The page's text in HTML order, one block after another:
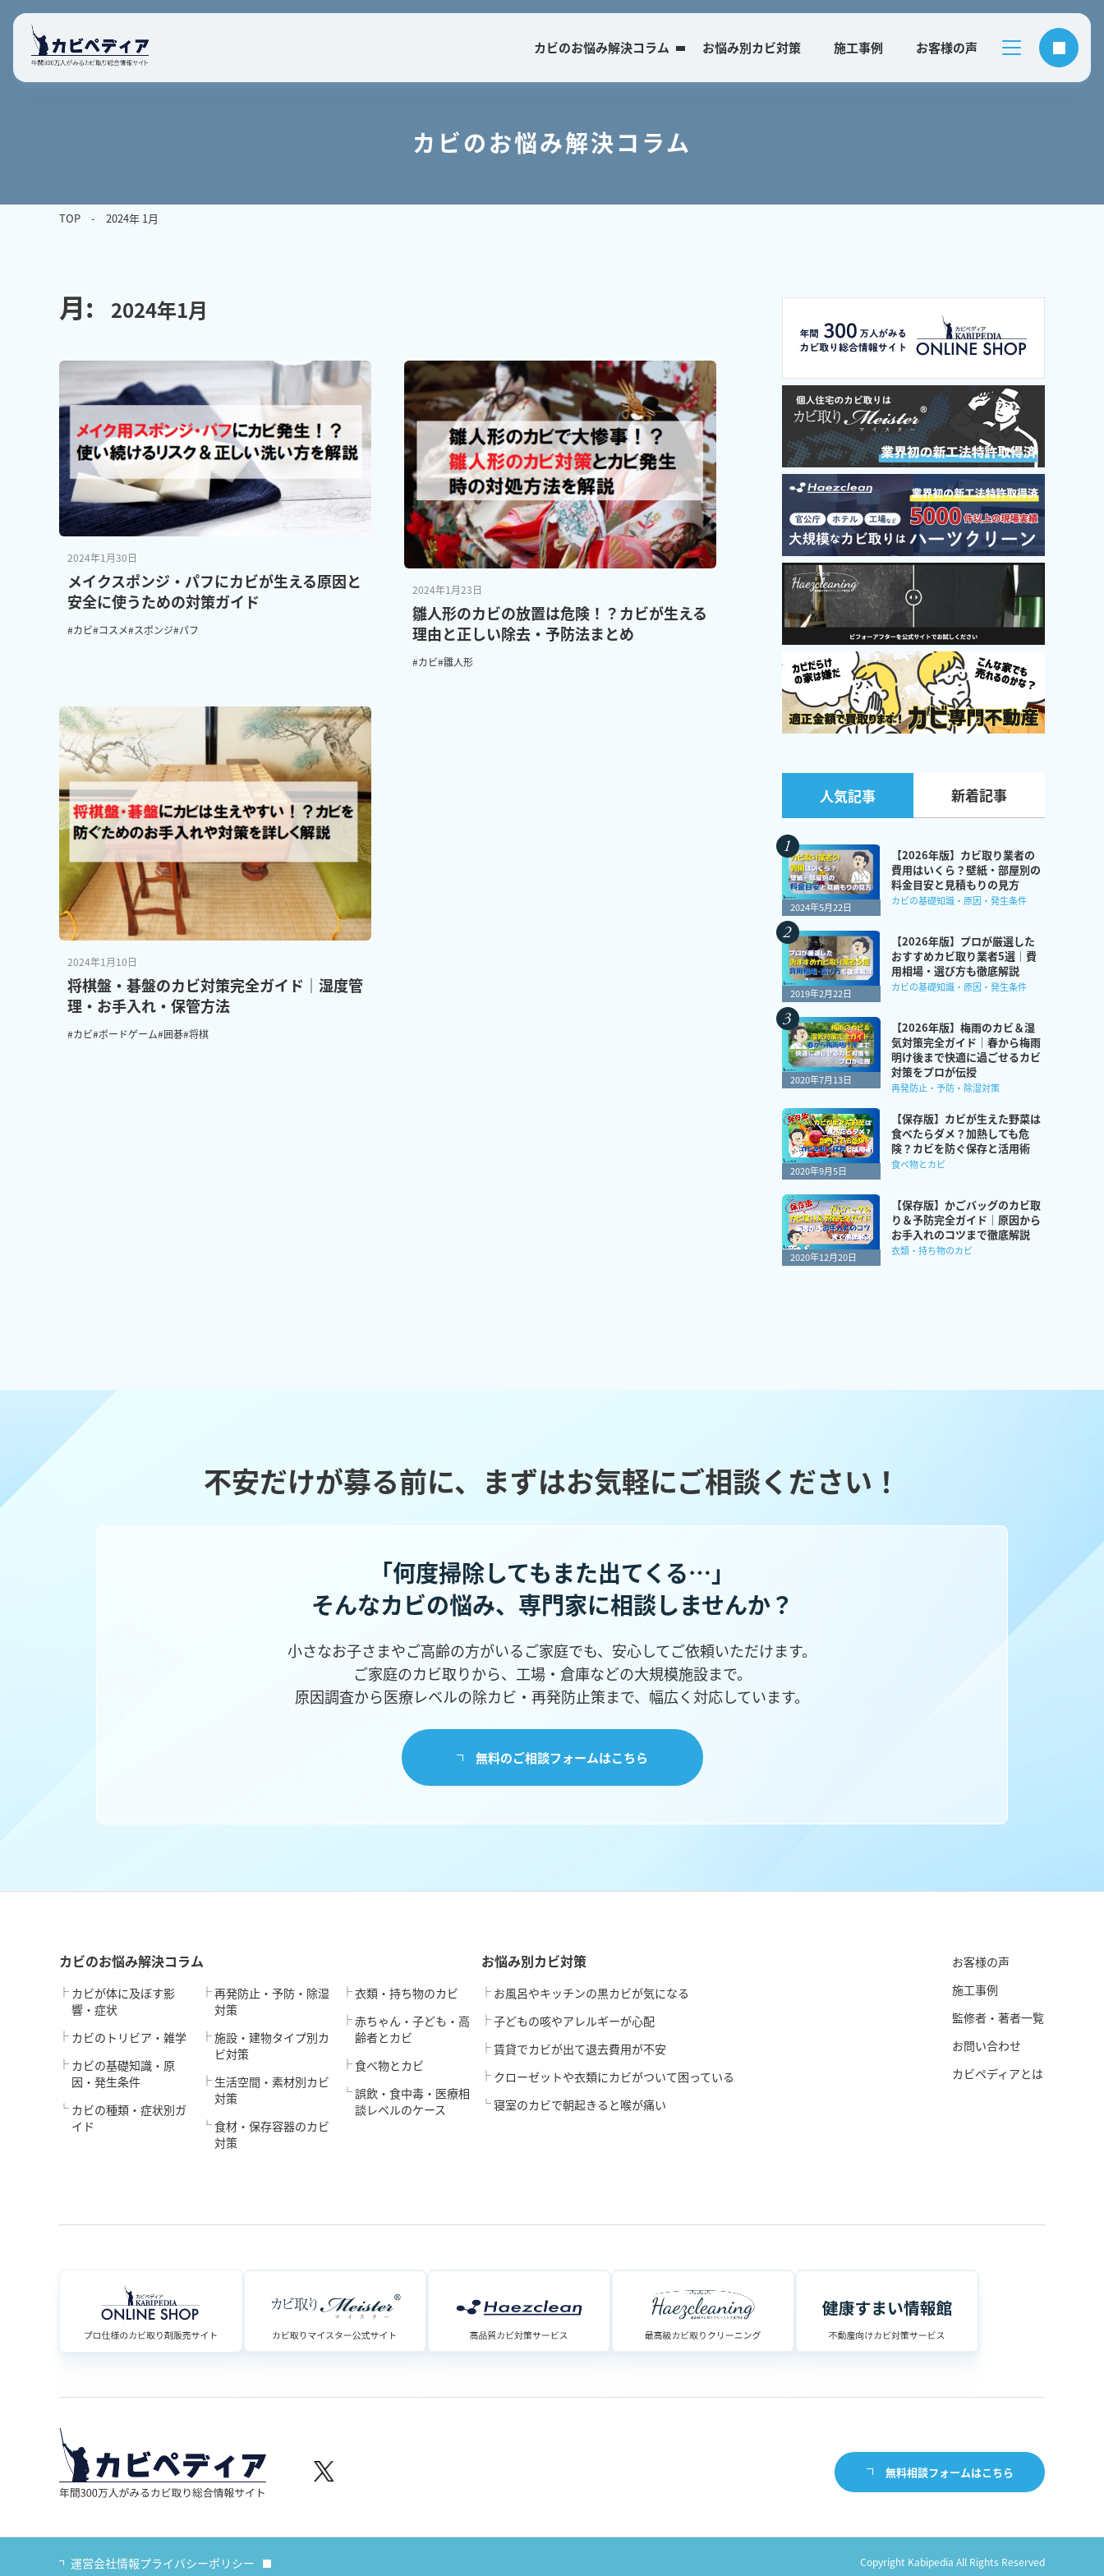
カビのお悩み解決コラム お悩み別カビ対策 施工事例 お客様の声
カビのお悩み解決コラム
TOP 2024年 1月
月: 2024年1月
2024年1月30日
メイクスポンジ・パフにカビが生える原因と
安全に使うための対策ガイド
#カビ#コスメ#スポンジ#パフ
2024年1月23日
雛人形のカビの放置は危険！？カビが生える
理由と正しい除去・予防法まとめ
#カビ#雛人形
2024年1月10日
将棋盤・碁盤のカビ対策完全ガイド｜湿度管
理・お手入れ・保管方法
#カビ#ボードゲーム#囲碁#将棋
人気記事 新着記事
2024年5月22日
【2026年版】カビ取り業者の
費用はいくら？壁紙・部屋別の
料金目安と見積もりの見方
カビの基礎知識・原因・発生条件
2019年2月22日
【2026年版】プロが厳選した
おすすめカビ取り業者5選｜費
用相場・選び方も徹底解説
カビの基礎知識・原因・発生条件
2020年7月13日
【2026年版】梅雨のカビ＆湿
気対策完全ガイド｜春から梅雨
明け後まで快適に過ごせるカビ
対策をプロが伝授
再発防止・予防・除湿対策
2020年9月5日
【保存版】カビが生えた野菜は
食べたらダメ？加熱しても危
険？カビを防ぐ保存と活用術
食べ物とカビ
2020年12月20日
【保存版】かごバッグのカビ取
り＆予防完全ガイド｜原因から
お手入れのコツまで徹底解説
衣類・持ち物のカビ
不安だけが募る前に、まずはお気軽にご相談ください！
「何度掃除してもまた出てくる…」
そんなカビの悩み、 専門家に相談しませんか？
小さなお子さまやご高齢の方がいるご家庭でも、安心してご依頼いただけます。
ご家庭のカビ取りから、工場・倉庫などの大規模施設まで。
原因調査から医療レベルの除カビ・再発防止策まで、幅広く対応しています。
無料のご相談フォームはこちら
カビのお悩み解決コラム
カビが体に及ぼす影
響・症状
カビのトリビア・雑学
カビの基礎知識・原
因・発生条件
カビの種類・症状別ガ
イド
再発防止・予防・除湿
対策
施設・建物タイプ別カ
ビ対策
生活空間・素材別カビ
対策
食材・保存容器のカビ
対策
衣類・持ち物のカビ
赤ちゃん・子ども・高
齢者とカビ
食べ物とカビ
誤飲・食中毒・医療相
談レベルのケース
お悩み別カビ対策
お風呂やキッチンの黒カビが気になる
子どもの咳やアレルギーが心配
賃貸でカビが出て退去費用が不安
クローゼットや衣類にカビがついて困っている
寝室のカビで朝起きると喉が痛い
お客様の声
施工事例
監修者・著者一覧
お問い合わせ
カビペディアとは
無料相談フォームはこちら
運営会社情報プライバシーポリシー Copyright Kabipedia All Rights Reserved